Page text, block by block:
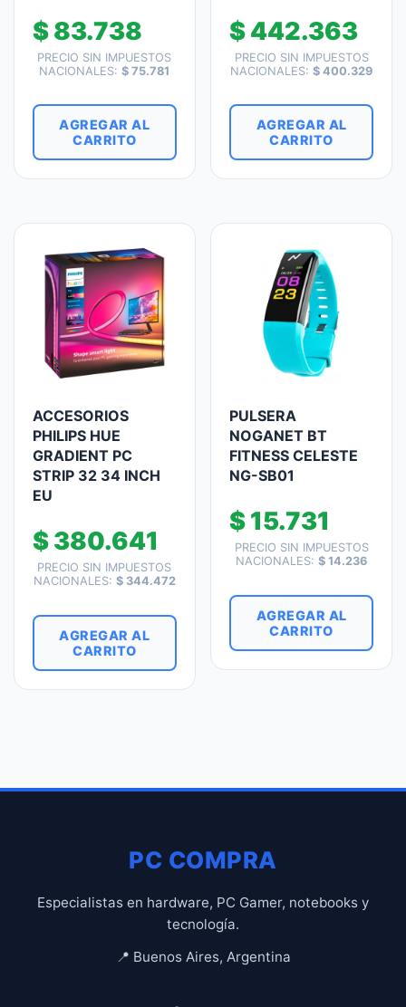
$83.738
PRECIO SIN IMPUESTOS
NACIONALES:$ 75.781
AGREGAR AL
CARRITO
$442.363
PRECIO SIN IMPUESTOS
NACIONALES:$ 400.329
AGREGAR AL
CARRITO
ACCESORIOS
PHILIPS HUE
GRADIENT PC
STRIP 32 34 INCH
EU
$380.641
PRECIO SIN IMPUESTOS
NACIONALES: $344.472
AGREGAR AL
CARRITO
PULSERA
NOGANET BT
FITNESS CELESTE
NG-SB01
$15.731
PRECIO SIN IMPUESTOS
NACIONALES:$ 14.236
AGREGAR AL
CARRITO
PC COMPRA
Especialistas en hardware, PC Gamer, notebooks y
tecnología.
📍 Buenos Aires, Argentina